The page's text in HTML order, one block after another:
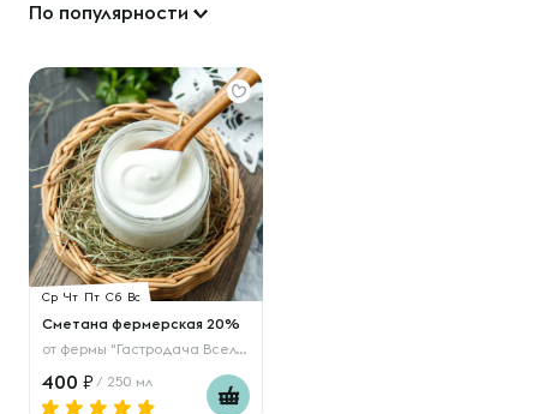
По популярности
Ср Чт Пт Сб Вс
Сметана фермерская 20%
от фермы "Гастродача Вселуг"
400 / 250 мл